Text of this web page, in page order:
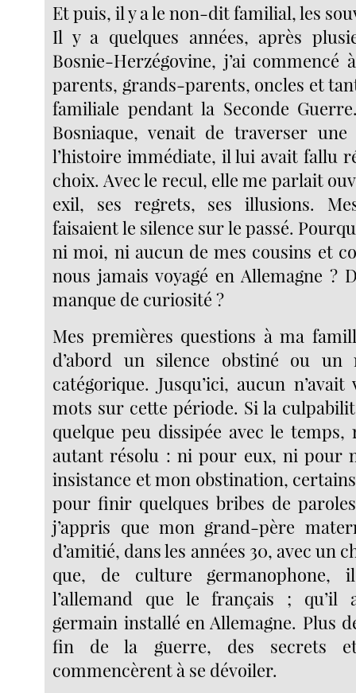
Et puis, il y a le non-dit familial, les
Il y a quelques années, après
Bosnie-Herzégovine, j’ai commencé
parents, grands-parents, oncles et
familiale pendant la Seconde
Bosniaque, venait de traverser
l’histoire immédiate, il lui avait fallu
choix. Avec le recul, elle me parlait
exil, ses regrets, ses illusions.
faisaient le silence sur le passé.
ni moi, ni aucun de mes cousins et
nous jamais voyagé en Allemagne ?
manque de curiosité ?
Mes premières questions à ma
d’abord un silence obstiné ou
catégorique. Jusqu’ici, aucun
mots sur cette période. Si la
quelque peu dissipée avec le temps,
autant résolu : ni pour eux, ni pour
insistance et mon obstination,
pour finir quelques bribes de
j’appris que mon grand-père
d’amitié, dans les années 30, avec un
que, de culture germanophone,
l’allemand que le français ; qu’il
germain installé en Allemagne. Plus
fin de la guerre, des secrets
commencèrent à se dévoiler.